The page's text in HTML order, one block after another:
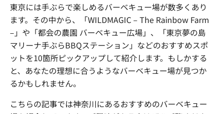
東京には手ぶらで楽しめるバーベキュー場が数多くあり
ます。その中から、「WILDMAGIC – The Rainbow Farm
–」や「都会の農園 バーベキュー広場」、「東京夢の島
マリーナ手ぶらBBQステーション」などのおすすめスポ
ットを10箇所ピックアップして紹介します。もしかする
と、あなたの理想に合うようなバーベキュー場が見つか
るかもしれません。
こちらの記事では神奈川にあるおすすめのバーベキュー